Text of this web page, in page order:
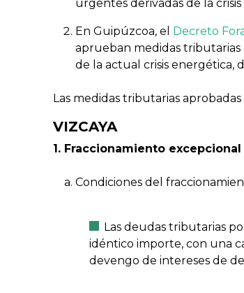
urgentes derivadas de la
En Guipúzcoa, el Decreto
aprueban medidas
de la actual crisis energética,
Las medidas tributarias
VIZCAYA
1. Fraccionamiento
Condiciones del
Las deudas tributarias
idéntico importe, con una
devengo de intereses de